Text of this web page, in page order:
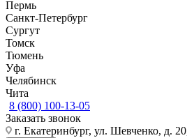
Пермь
Санкт-Петербург
Сургут
Томск
Тюмень
Уфа
Челябинск
Чита
8 (800) 100-13-05
Заказать звонок
г. Екатеринбург, ул. Шевченко, д.